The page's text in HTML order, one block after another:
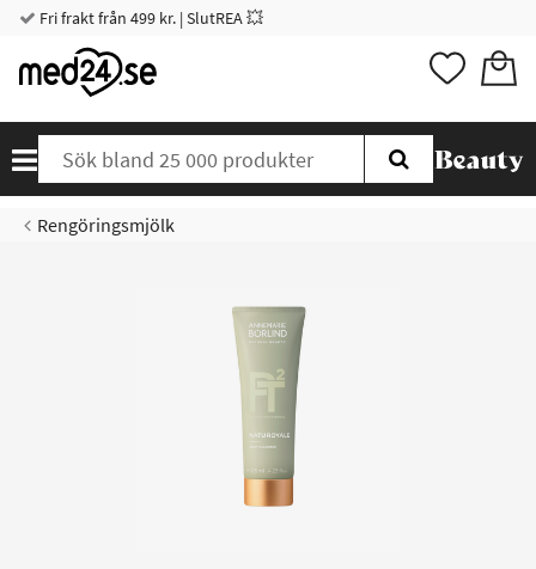
Fri frakt från 499 kr. | SlutREA 💥
Rengöringsmjölk